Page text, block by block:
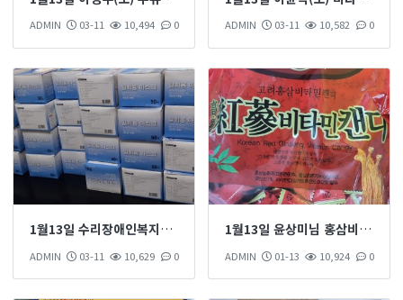
ADMIN 03-11 10,494 0 ADMIN 03-11 10,582 0
1월13일 수리장애인복지관 (1600개) 후원 하셨습니다
ADMIN 03-11 10,629 0
1월13일 윤상미님 홍삼비타민캔디 1봉지 후원 하셨습니다
ADMIN 01-13 10,924 0